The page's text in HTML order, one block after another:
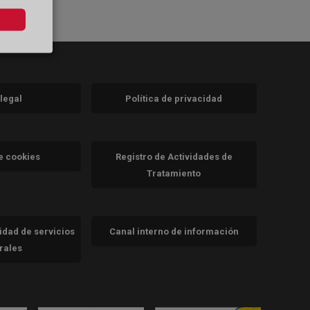
Política de privacidad
cookies
Registro de Actividades de
Tratamiento
de servicios
Canal interno de información